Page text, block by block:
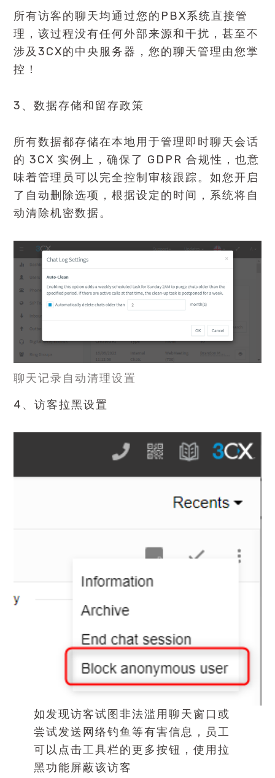
所有访客的聊天均通过您的PBX系统直接管
理，该过程没有任何外部来源和干扰，甚至不
涉及3CX的中央服务器，您的聊天管理由您掌
控！
3、数据存储和留存政策
所有数据都存储在本地用于管理即时聊天会话
的 3CX 实例上，确保了 GDPR 合规性，也意
味着管理员可以完全控制审核跟踪。如您开启
了自动删除选项，根据设定的时间，系统将自
动清除机密数据。
聊天记录自动清理设置
4、访客拉黑设置
如发现访客试图非法滥用聊天窗口或
尝试发送网络钓鱼等有害信息，员工
可以点击工具栏的更多按钮，使用拉
黑功能屏蔽该访客